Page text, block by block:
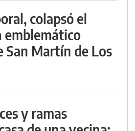
colapsó el
emblemático
San Martín de Los
y ramas